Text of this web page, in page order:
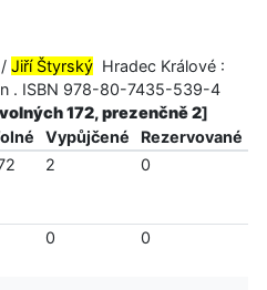
Jiří Štyrský Hradec Králové :
. ISBN 978-80-7435-539-4
172, prezenčně 2]
Vypůjčené
Rezervované
2 0
0 0